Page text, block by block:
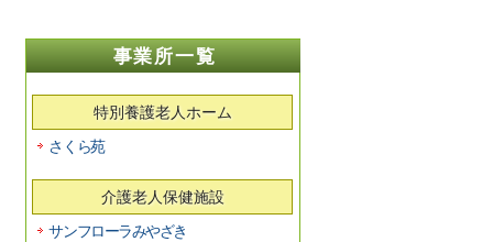
事業所一覧
特別養護老人ホーム
さくら苑
介護老人保健施設
サンフローラみやざき